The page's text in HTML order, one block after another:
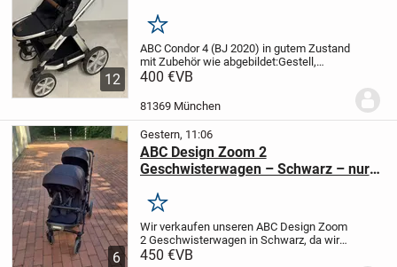
12
Merken
ABC Condor 4 (BJ 2020) in gutem Zustand
mit Zubehör wie abgebildet:Gestell,
Babywanne, Sportsitz, Babyschale inkl.
wurden tiefengereinigt und haben...
400 €VB
81369 München
6
Gestern, 11:06
ABC Design Zoom 2
Geschwisterwagen – Schwarz – nur
Merken
Wir verkaufen unseren ABC Design Zoom
2 Geschwisterwagen in Schwarz, da wir
ihn leider nicht mehr benötigen.
450 €VB